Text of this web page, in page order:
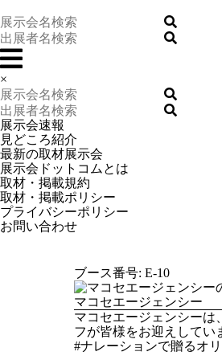
×
展示会速報
見どころ紹介
最新の取材展示会
展示会ドットコムとは
取材・掲載規約
取材・掲載ポリシー
プライバシーポリシー
お問い合わせ
ブース番号: E-10
マコセエージェンシー
マコセエージェンシーは
フが皆様をお迎えしてい
#ナレーションで贈るオ